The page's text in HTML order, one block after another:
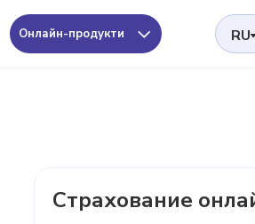
Онлайн-продукти RU
Страхование